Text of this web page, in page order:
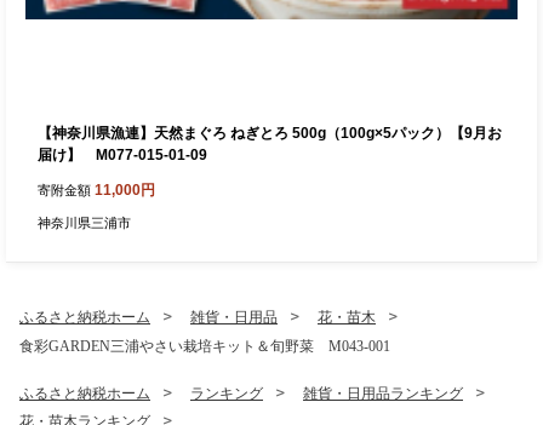
【神奈川県漁連】天然まぐろ ねぎとろ 500g（100g×5パック）【9月お
届け】 M077-015-01-09
寄附金額 11,000円
神奈川県三浦市
ふるさと納税ホーム 雑貨・日用品
花・苗木
食彩GARDEN三浦やさい栽培キット＆旬野菜 M043-001
ふるさと納税ホーム ランキング
雑貨・日用品ランキング
花・苗木ランキング